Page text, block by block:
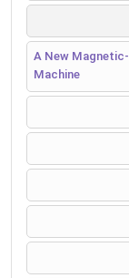
A New
Machine